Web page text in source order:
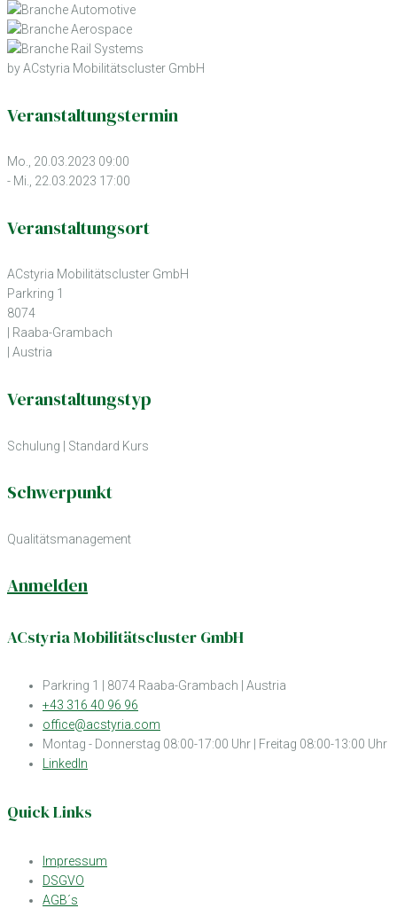
by ACstyria Mobilitätscluster GmbH
Veranstaltungstermin
Mo., 20.03.2023 09:00
- Mi., 22.03.2023 17:00
Veranstaltungsort
ACstyria Mobilitätscluster GmbH
Parkring 1
8074
| Raaba-Grambach
| Austria
Veranstaltungstyp
Schulung | Standard Kurs
Schwerpunkt
Qualitätsmanagement
Anmelden
ACstyria Mobilitätscluster GmbH
Parkring 1 | 8074 Raaba-Grambach | Austria
+43 316 40 96 96
office@acstyria.com
Montag - Donnerstag 08:00-17:00 Uhr | Freitag 08:00-13:00 Uhr
LinkedIn
Quick Links
Impressum
DSGVO
AGB´s